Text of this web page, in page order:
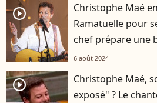
player2
Christophe Maé
Ramatuelle pour
chef prépare une
6 août 2024
player2
Christophe Maé,
exposé" ? Le